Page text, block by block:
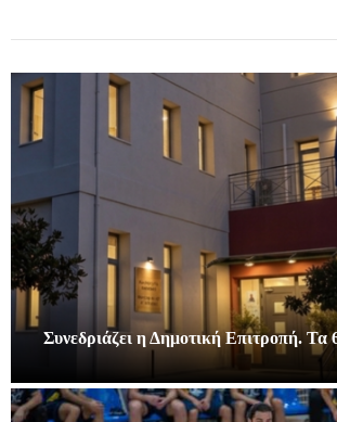
Συνεδριάζει η Δημοτική Επιτροπή. Τα